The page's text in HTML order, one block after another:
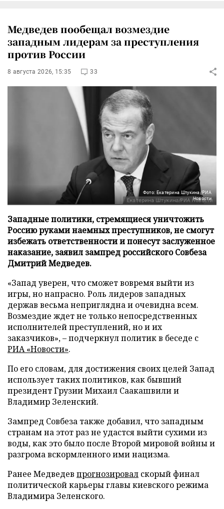
Медведев пообещал возмездие
западным лидерам за преступления
против России
8 августа 2026, 15:35 33
Фото: Екатерина Штукина/РИА
Новости
Западные политики, стремящиеся уничтожить
Россию руками наемных преступников, не смогут
избежать ответственности и понесут заслуженное
наказание, заявил зампред российского Совбеза
Дмитрий Медведев.
«Запад уверен, что сможет вовремя выйти из
игры, но напрасно. Роль лидеров западных
держав весьма неприглядна и очевидна всем.
Возмездие ждет не только непосредственных
исполнителей преступлений, но и их
заказчиков», – подчеркнул политик в беседе с
РИА «Новости».
По его словам, для достижения своих целей Запад
использует таких политиков, как бывший
президент Грузии Михаил Саакашвили и
Владимир Зеленский.
Зампред Совбеза также добавил, что западным
странам на этот раз не удастся выйти сухими из
воды, как это было после Второй мировой войны и
разгрома вскормленного ими нацизма.
Ранее Медведев прогнозировал скорый финал
политической карьеры главы киевского режима
Владимира Зеленского.